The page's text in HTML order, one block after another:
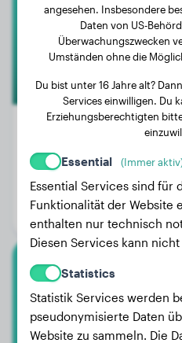
Gewicht:
Alter:
Geschlecht:
angesehen. Insbesondere
Daten von US-
Überwachungszwecken
Umständen ohne die
Du bist unter 16 Jahre alt?
Services einwilligen. Du
Erziehungsberechtigten
Essential (Immer
Essential Services sind für
Funktionalität der Website
enthalten nur technisch
Diesen Services kann
Statistics
Statistik Services werden
pseudonymisierte Daten
Website zu sammeln. Die